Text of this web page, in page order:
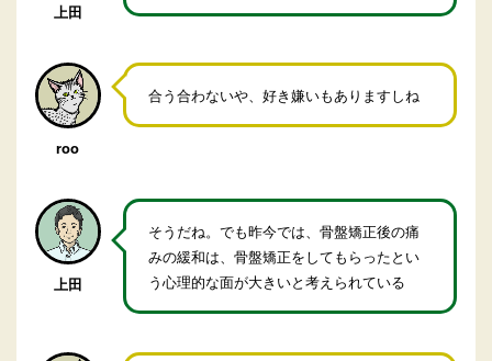
上田
roo
合う合わないや、好き嫌いもありますしね
上田
そうだね。でも昨今では、骨盤矯正後の痛
みの緩和は、骨盤矯正をしてもらったとい
う心理的な面が大きいと考えられている